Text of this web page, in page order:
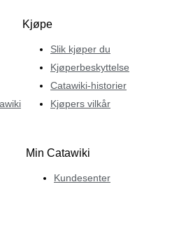
Kjøpe
Slik kjøper du
Kjøperbeskyttelse
Catawiki-historier
Kjøpers vilkår
Min Catawiki
Kundesenter